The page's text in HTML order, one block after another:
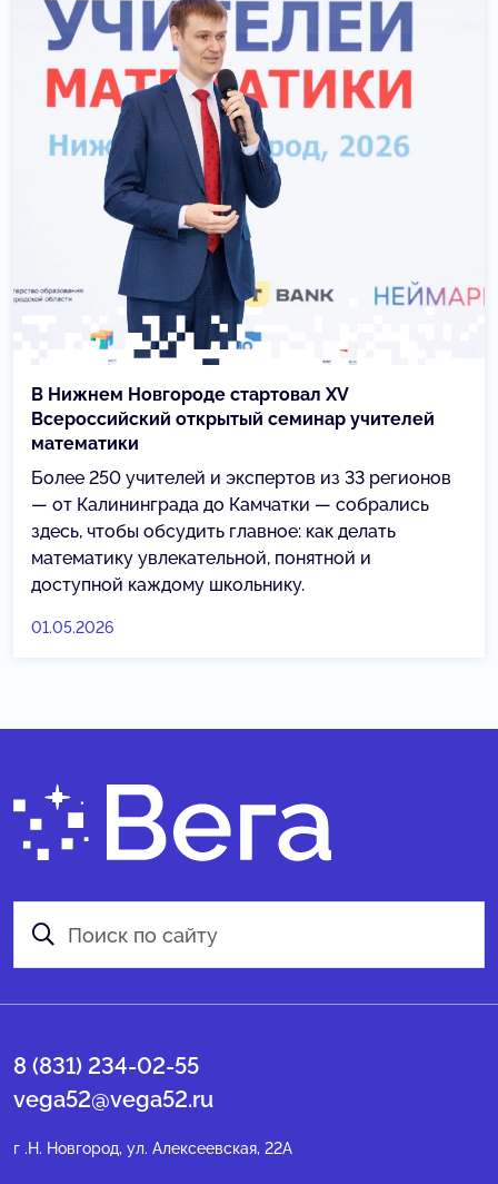
В Нижнем Новгороде стартовал XV
Всероссийский открытый семинар учителей
математики
Более 250 учителей и экспертов из 33 регионов
— от Калининграда до Камчатки — собрались
здесь, чтобы обсудить главное: как делать
математику увлекательной, понятной и
доступной каждому школьнику.
01.05.2026
8 (831) 234-02-55
vega52@vega52.ru
г .Н. Новгород, ул. Алексеевская, 22А